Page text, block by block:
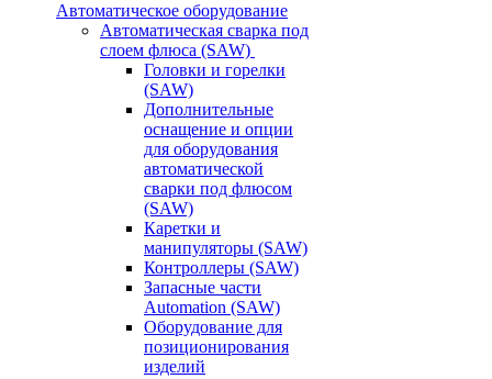
Автоматическое оборудование
Автоматическая сварка под
слоем флюса (SAW)
Головки и горелки
(SAW)
Дополнительные
оснащение и опции
для оборудования
автоматической
сварки под флюсом
(SAW)
Каретки и
манипуляторы (SAW)
Контроллеры (SAW)
Запасные части
Automation (SAW)
Оборудование для
позиционирования
изделий